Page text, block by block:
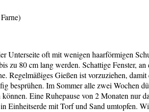
Unterseite oft mit wenigen haarförmigen
zu 80 cm lang werden. Schattige Fenster,
Regelmäßiges Gießen ist vorzuziehen,
besprühen. Im Sommer alle zwei Wochen
Eine Ruhepause von 2 Monaten
Einheitserde mit Torf und Sand umtopfen.